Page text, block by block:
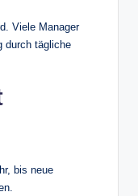
Viele Manager
durch tägliche
bis neue